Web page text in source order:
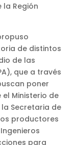
la Región
de distintos
de las
que a través
poner
Ministerio de
Secretaria de
productores
para